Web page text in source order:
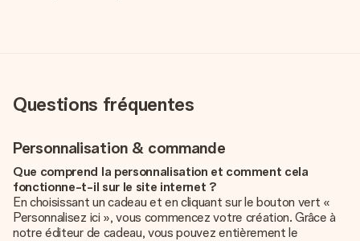
Questions fréquentes
Personnalisation & commande
Que comprend la personnalisation et comment cela
fonctionne-t-il sur le site internet ?
En choisissant un cadeau et en cliquant sur le bouton vert «
Personnalisez ici », vous commencez votre création. Grâce à
notre éditeur de cadeau, vous pouvez entièrement le